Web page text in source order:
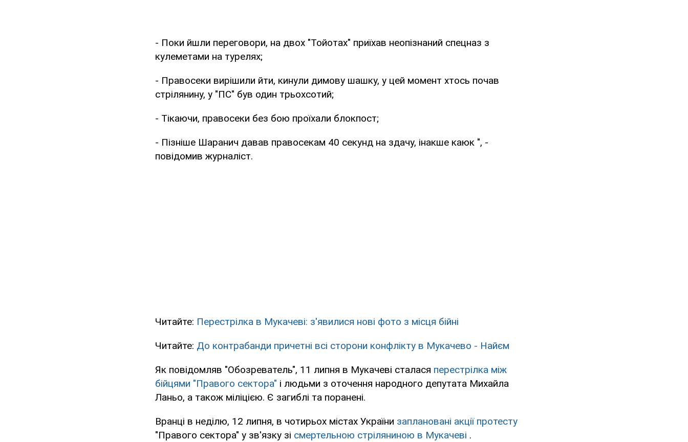
- Поки йшли переговори, на двох "Тойотах" приїхав неопізнаний спецназ з
кулеметами на турелях;
- Правосеки вирішили йти, кинули димову шашку, у цей момент хтось почав
стрілянину, у "ПС" був один трьохсотий;
- Тікаючи, правосеки без бою проїхали блокпост;
- Пізніше Шаранич давав правосекам 40 секунд на здачу, інакше каюк ", -
повідомив журналіст.
Читайте: Перестрілка в Мукачеві: з'явилися нові фото з місця бійні
Читайте: До контрабанди причетні всі сторони конфлікту в Мукачево - Найєм
Як повідомляв "Обозреватель", 11 липня в Мукачеві сталася перестрілка між
бійцями "Правого сектора" і людьми з оточення народного депутата Михайла
Ланьо, а також міліцією. Є загиблі та поранені.
Вранці в неділю, 12 липня, в чотирьох містах України заплановані акції протесту
"Правого сектора" у зв'язку зі смертельною стріляниною в Мукачеві .